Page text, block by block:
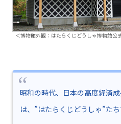
＜博物館外観：はたらくじどうしゃ博物館公
昭和の時代、日本の高度経済
は、”はたらくじどうしゃ”たち